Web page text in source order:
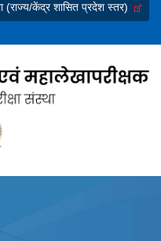
(राज्य/केंद्र शासित प्रदेश स्तर)